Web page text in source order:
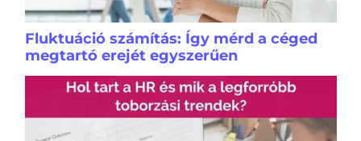
Fluktuáció számítás: Így mérd a céged
megtartó erejét egyszerűen